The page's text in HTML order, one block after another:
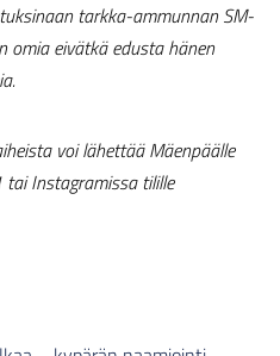
tarkka-ammunnan SM-
omia eivätkä edusta hänen
voi lähettää Mäenpäälle
Instagramissa tilille